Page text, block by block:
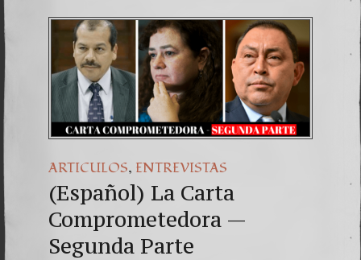
(Español)
Dr. Erwin
ARTICULOS, ENTREVISTAS
(Español) La Carta
Comprometedora —
Segunda Parte